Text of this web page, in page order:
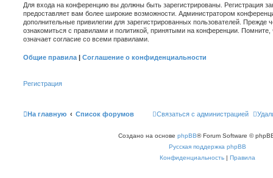
Для входа на конференцию вы должны быть зарегистрированы. Регистрация
предоставляет вам более широкие возможности. Администратором
дополнительные привилегии для зарегистрированных пользователей. Прежде
ознакомиться с правилами и политикой, принятыми на конференции.
означает согласие со всеми правилами.
Общие правила | Соглашение о конфиденциальности
Регистрация
На главную Список форумов Связаться с администрацией
Создано на основе phpBB® Forum Software ©
Русская поддержка phpBB
Конфиденциальность | Правила